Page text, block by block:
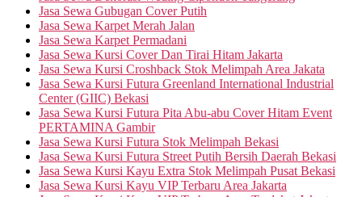
Jasa Sewa Gubugan Cover Putih
Jasa Sewa Karpet Merah Jalan
Jasa Sewa Karpet Permadani
Jasa Sewa Kursi Cover Dan Tirai Hitam Jakarta
Jasa Sewa Kursi Croshback Stok Melimpah Area Jakata
Jasa Sewa Kursi Futura Greenland International Industrial
Center (GIIC) Bekasi
Jasa Sewa Kursi Futura Pita Abu-abu Cover Hitam Event
PERTAMINA Gambir
Jasa Sewa Kursi Futura Stok Melimpah Bekasi
Jasa Sewa Kursi Futura Street Putih Bersih Daerah Bekasi
Jasa Sewa Kursi Kayu Extra Stok Melimpah Pusat Bekasi
Jasa Sewa Kursi Kayu VIP Terbaru Area Jakarta